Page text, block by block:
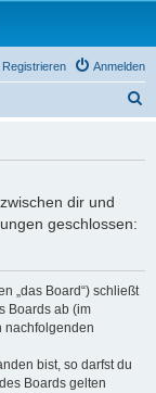
Anmelden
Registrieren
dir und
geschlossen:
„das Board“) schließt
Boards ab (im
nachfolgenden
bist, so darfst du
Boards gelten